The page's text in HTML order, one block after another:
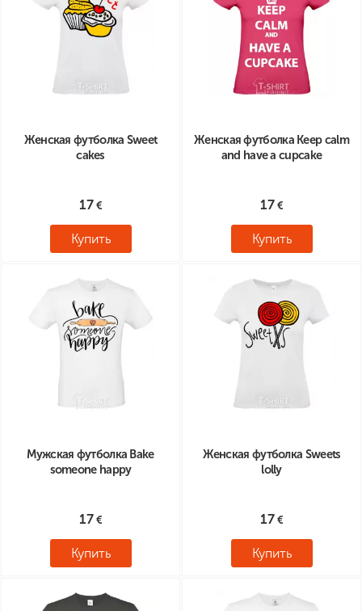
Женская футболка Sweet
cakes
17
Купить
Женская футболка Keep calm
and have a cupcake
17
Купить
Мужская футболка Bake
someone happy
17
Купить
Женская футболка Sweets
lolly
17
Купить